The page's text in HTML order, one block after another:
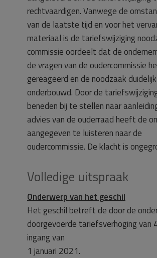
rechtvaardigen. Vanwege de
van de laatste tijd en voor het
materiaal is de tariefswijziging
commissie oordeelt dat de
de vragen van de oudercommissie
gereageerd en de noodzaak
onderbouwd. Door de
beneden bij te stellen naar
advies van de ouderraad heeft de
aangegeven te luisteren naar de
oudercommissie. De klacht is
Volledige uitspraak
Onderwerp van het geschil
Het geschil betreft de door de
doorgevoerde tariefsverhoging van
ingang van
1 januari 2021.